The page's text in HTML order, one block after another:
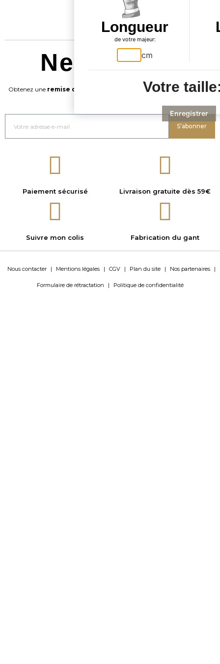
Longueur
de votre majeur:
cm
Votre
Enregistrer
Newsletter
Obtenez une remise de -20%
sur votre commande en vous inscrivant
S’abonner
Paiement sécurisé Livraison gratuite dès 59€
Suivre mon colis Fabrication du gant
Nous contacter | Mentions légales | CGV | Plan du site | Nos partenaires |
Formulaire de rétractation | Politique de confidentialité